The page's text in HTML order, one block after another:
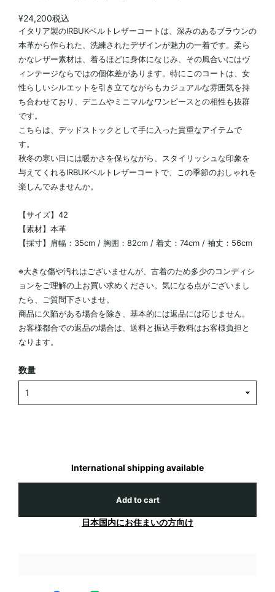
¥24,200税込
イタリア製のIRBUKベルトレザーコートは、深みのあるブラウンの
本革から作られた、洗練されたデザインが魅力の一着です。柔ら
かなレザー素材は、着るほどに身体になじみ、その風合いにはヴ
ィンテージならではの個体差があります。特にこのコートは、女
性らしいシルエットを引き立てながらもカジュアルな雰囲気を持
ち合わせており、デニムやミニマルなワンピースとの相性も抜群
です。
こちらは、デッドストックとして手に入った貴重なアイテムで
す。
秋冬の寒い日には暖かさを保ちながら、スタイリッシュな印象を
与えてくれるIRBUKベルトレザーコートで、この季節のおしゃれを
楽しんでみませんか。
【サイズ】42
【素材】本革
【採寸】肩幅：35cm / 胸囲：82cm / 着丈：74cm / 袖丈：56cm
※大きな傷や汚れはございませんが、古着のため多少のコンディシ
ョンをご理解の上お買い求めください。気になる点がございまし
たら、ご質問下さいませ。
商品に欠陥がある場合を除き、基本的には返品には応じません。
お客様都合での返品の場合は、送料と振込手数料はお客様負担と
なります。
数量
International shipping available
Add to cart
日本国内にお住まいの方向け